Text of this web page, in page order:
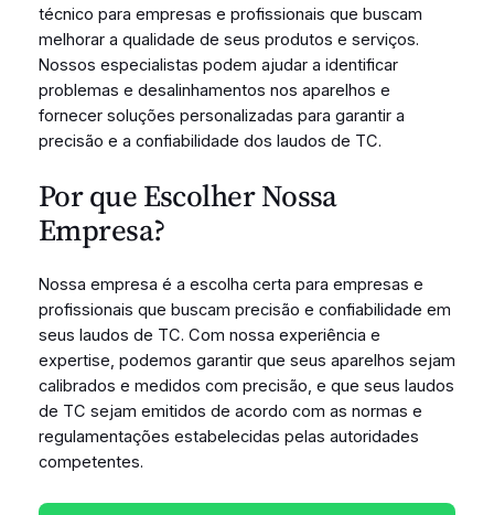
técnico para empresas e profissionais que buscam
melhorar a qualidade de seus produtos e serviços.
Nossos especialistas podem ajudar a identificar
problemas e desalinhamentos nos aparelhos e
fornecer soluções personalizadas para garantir a
precisão e a confiabilidade dos laudos de TC.
Por que Escolher Nossa
Empresa?
Nossa empresa é a escolha certa para empresas e
profissionais que buscam precisão e confiabilidade em
seus laudos de TC. Com nossa experiência e
expertise, podemos garantir que seus aparelhos sejam
calibrados e medidos com precisão, e que seus laudos
de TC sejam emitidos de acordo com as normas e
regulamentações estabelecidas pelas autoridades
competentes.